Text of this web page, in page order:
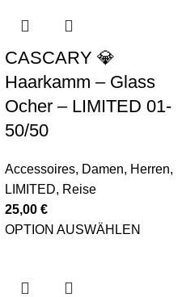
CASCARY 💎
Haarkamm – Glass
Ocher – LIMITED 01-
50/50
Accessoires, Damen, Herren,
LIMITED, Reise
25,00 €
OPTION AUSWÄHLEN